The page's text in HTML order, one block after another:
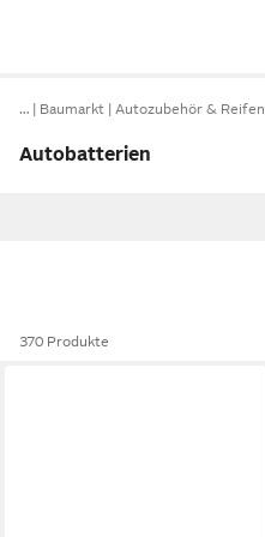
… Baumarkt Autozubehör & Reifen
Autobatterien
370 Produkte